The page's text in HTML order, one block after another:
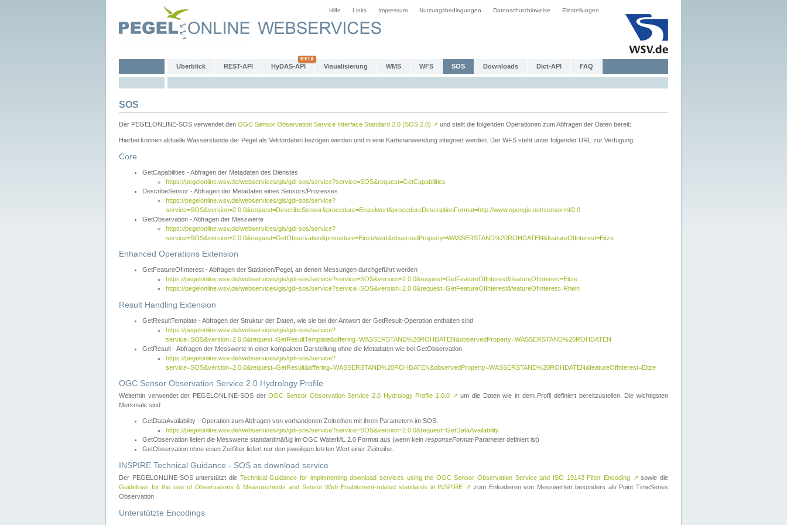
Hilfe Links Impressum Nutzungsbedingungen Datenschutzhinweise Einstellungen
Überblick REST-API HyDAS-API Visualisierung WMS WFS SOS Downloads Dict-API FAQ
SOS
Der PEGELONLINE-SOS verwendet den OGC Sensor Observation Service Interface Standard 2.0 (SOS 2.0) ↗ und stellt die folgenden Operationen zum Abfragen der Daten bereit:
Hierbei können aktuelle Wasserstände der Pegel als Vektordaten bezogen werden und in eine Kartenanwendung integriert werden. Der WFS steht unter folgender URL zur Verfügung:
Core
GetCapabilities - Abfragen der Metadaten des Dienstes
https://pegelonline.wsv.de/webservices/gis/gdi-sos/service?service=SOS&request=GetCapabilities
DescribeSensor - Abfragen der Metadaten eines Sensors/Prozesses
https://pegelonline.wsv.de/webservices/gis/gdi-sos/service?
service=SOS&version=2.0.0&request=DescribeSensor&procedure=Einzelwert&procedureDescriptionFormat=http://www.opengis.net/sensorml/2.0
GetObservation - Abfragen der Messwerte
https://pegelonline.wsv.de/webservices/gis/gdi-sos/service?
service=SOS&version=2.0.0&request=GetObservation&procedure=Einzelwert&observedProperty=WASSERSTAND%20ROHDATEN&featureOfInterest=Eitze
Enhanced Operations Extension
GetFeatureOfInterest - Abfragen der Stationen/Pegel, an denen Messungen durchgeführt werden
https://pegelonline.wsv.de/webservices/gis/gdi-sos/service?service=SOS&version=2.0.0&request=GetFeatureOfInterest&featureOfInterest=Eitze
https://pegelonline.wsv.de/webservices/gis/gdi-sos/service?service=SOS&version=2.0.0&request=GetFeatureOfInterest&featureOfInterest=Rhein
Result Handling Extension
GetResultTemplate - Abfragen der Struktur der Daten, wie sie bei der Antwort der GetResult-Operation enthalten sind
https://pegelonline.wsv.de/webservices/gis/gdi-sos/service?
service=SOS&version=2.0.0&request=GetResultTemplate&offering=WASSERSTAND%20ROHDATEN&observedProperty=WASSERSTAND%20ROHDATEN
GetResult - Abfragen der Messwerte in einer kompakten Darstellung ohne die Metadaten wie bei GetObservation.
https://pegelonline.wsv.de/webservices/gis/gdi-sos/service?
service=SOS&version=2.0.0&request=GetResult&offering=WASSERSTAND%20ROHDATEN&observedProperty=WASSERSTAND%20ROHDATEN&featureOfInterest=Eitze
OGC Sensor Observation Service 2.0 Hydrology Profile
Weiterhin verwendet der PEGELONLINE-SOS derOGC Sensor Observation Service 2.0 Hydrology Profile 1.0.0 ↗ um die Daten wie in dem Profil definiert bereitzustellen. Die wichtigsten
Merkmale sind
GetDataAvailability - Operation zum Abfragen von vorhandenen Zeitreihen mit ihren Parametern im SOS.
https://pegelonline.wsv.de/webservices/gis/gdi-sos/service?service=SOS&version=2.0.0&request=GetDataAvailability
GetObservation liefert die Messwerte standardmäßig im OGC WaterML 2.0 Format aus (wenn kein responseFormat-Parameter definiert ist)
GetObservation ohne einen Zeitfilter liefert nur den jeweiligen letzten Wert einer Zeitreihe.
INSPIRE Technical Guidance - SOS as download service
Der PEGELONLINE-SOS unterstützt die Technical Guidance for implementing download services using the OGC Sensor Observation Service and ISO 19143 Filter Encoding ↗ sowie die
Guidelines for the use of Observations & Measurements and Sensor Web Enablement-related standards in INSPIRE ↗ zum Enkodieren von Messwerten besonders als Point TimeSeries
Observation
Unterstützte Encodings